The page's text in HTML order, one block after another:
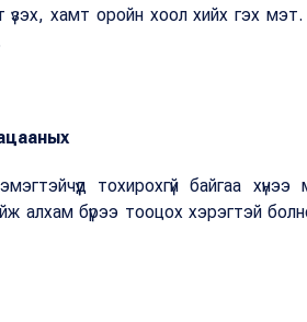
үзэх, хамт оройн хоол хийх гэх
тохирохгүй байгаа
алхам бүрээ тооцох хэрэгтэй